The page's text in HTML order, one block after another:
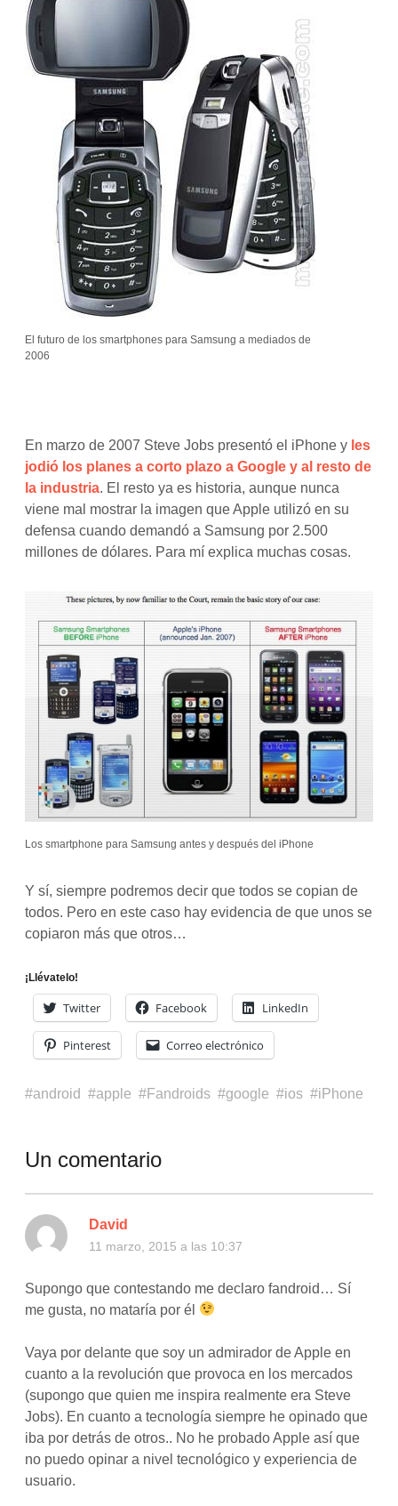
El futuro de los smartphones para Samsung a mediados de
2006
En marzo de 2007 Steve Jobs presentó el iPhone y les
jodió los planes a corto plazo a Google y al resto de
la industria. El resto ya es historia, aunque nunca
viene mal mostrar la imagen que Apple utilizó en su
defensa cuando demandó a Samsung por 2.500
millones de dólares. Para mí explica muchas cosas.
Los smartphone para Samsung antes y después del iPhone
Y sí, siempre podremos decir que todos se copian de
todos. Pero en este caso hay evidencia de que unos se
copiaron más que otros…
¡Llévatelo!
Twitter Facebook LinkedIn
Pinterest Correo electrónico
android apple Fandroids google ios iPhone
Un comentario
David
11 marzo, 2015 a las 10:37
Supongo que contestando me declaro fandroid… Sí
me gusta, no mataría por él
Vaya por delante que soy un admirador de Apple en
cuanto a la revolución que provoca en los mercados
(supongo que quien me inspira realmente era Steve
Jobs). En cuanto a tecnología siempre he opinado que
iba por detrás de otros.. No he probado Apple así que
no puedo opinar a nivel tecnológico y experiencia de
usuario.